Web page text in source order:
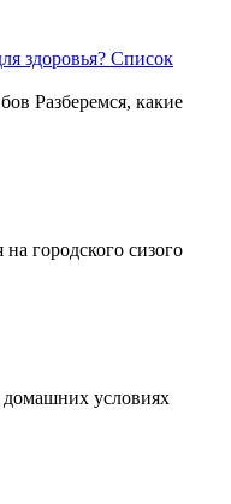
здоровья? Список
Разберемся, какие
городского сизого
домашних условиях